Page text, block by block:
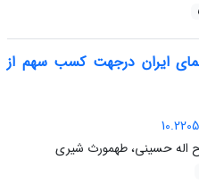
ایران درجهت کسب سهم از
اله حسینی، طهمورث شیری